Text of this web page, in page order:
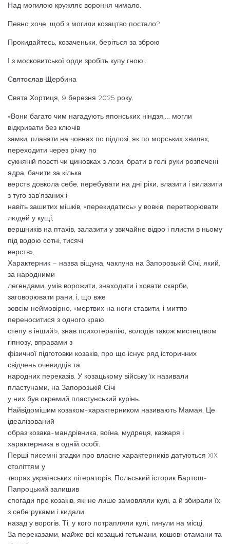
Над могилою кружляє вороння чимало.
Певно хоче, щоб з могили козацтво постало?
Прокидайтесь, козаченьки, беріться за зброю
І з московитської орди зробіть купу гною!..
Святослав Щербина
Свята Хортиця, 9 березня 2025 року.
«Вони багато чим нагадують японських ніндзя,… могли
відкривати без ключів
замки, плавати на човнах по підлозі, як по морських хвилях,
переходити через річку по
сукняній повсті чи циновках з лози, брати в голі руки розпечені
ядра, бачити за кілька
верств довкола себе, перебувати на дні ріки, влазити і вилазити
з туго зав’язаних і
навіть зашитих мішків, «перекидатись» у вовків, перетворювати
людей у кущі,
вершників на птахів, залазити у звичайне відро і плисти в ньому
під водою сотні, тисячі
верств».
Характерник – назва віщуна, чаклуна на Запорозькій Січі, який,
за народними
легендами, умів ворожити, знаходити і ховати скарби,
заговорювати рани, і, що вже
зовсім неймовірно, «мертвих на ноги ставити, і миттю
переноситися з одного краю
степу в інший!», знав психотерапію, володів також мистецтвом
гіпнозу, вправами з
фізичної підготовки козаків, про що існує ряд історичних
свідчень очевидців та
народних переказів. У козацькому війську їх називали
пластунами, на Запорозькій Січі
у них був окремий пластунський курінь.
Найвідомішим козаком-характерником називають Мамая. Це
ідеалізований
образ козака-мандрівника, воїна, мудреця, казкаря і
характерника в одній особі.
Перші писемні згадки про власне характерників датуються XIX
століттям у
творах українських літераторів. Польський історик Бартош-
Папроцький залишив
спогади про козаків, які не лише замовляли кулі, а й збирали їх
з себе руками і кидали
назад у ворогів. Ті, у кого потрапляли кулі, гинули на місці.
За переказами, майже всі козацькі гетьмани, кошові отамани та